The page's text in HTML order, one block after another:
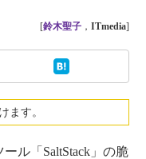
[鈴木聖子 ， ITmedia]
ます。
ル「SaltStack」の脆